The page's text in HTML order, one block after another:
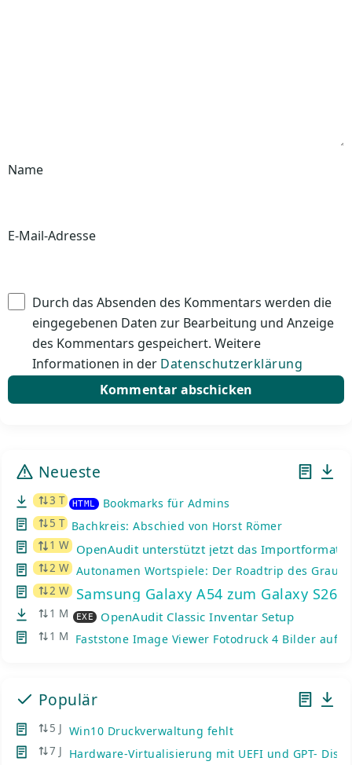
Name
E-Mail-Adresse
Durch das Absenden des Kommentars werden die
eingegebenen Daten zur Bearbeitung und Anzeige
des Kommentars gespeichert. Weitere
Informationen in der Datenschutzerklärung
Neueste
3 T HTML Bookmarks für Admins
5 T Bachkreis: Abschied von Horst Römer
1 W OpenAudit unterstützt jetzt das Importformat
2 W Autonamen Wortspiele: Der Roadtrip des
2 W Samsung Galaxy A54 zum Galaxy
1 M EXE OpenAudit Classic Inventar Setup
1 M Faststone Image Viewer Fotodruck 4 Bilder auf
Populär
5 J Win10 Druckverwaltung fehlt
7 J Hardware-Virtualisierung mit UEFI und GPT- Disks